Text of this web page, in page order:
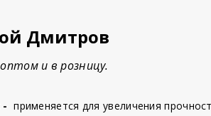
Дмитров
и в розницу.
- применяется для увеличения